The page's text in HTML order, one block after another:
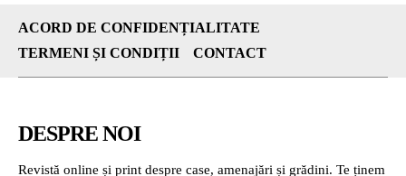
ACORD DE CONFIDENȚIALITATE
TERMENI ȘI CONDIȚII
CONTACT
DESPRE NOI
Revistă online și print despre case, amenajări și grădini. Te ținem